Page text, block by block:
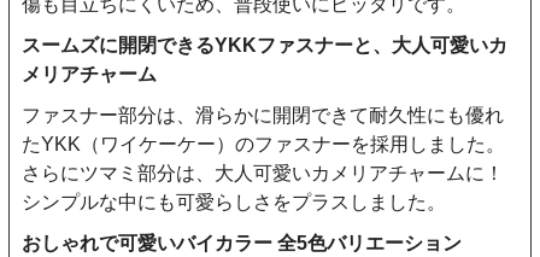
スームズに開閉できるYKKファスナーと、大人可愛いカ
メリアチャーム
ファスナー部分は、滑らかに開閉できて耐久性にも優れ
たYKK（ワイケーケー）のファスナーを採用しました。
さらにツマミ部分は、大人可愛いカメリアチャームに！
シンプルな中にも可愛らしさをプラスしました。
おしゃれで可愛いバイカラー 全5色バリエーション